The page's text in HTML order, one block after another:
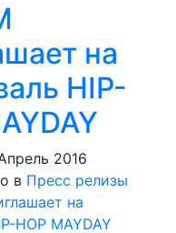
на
HIP-
2016
в Пресс релизы